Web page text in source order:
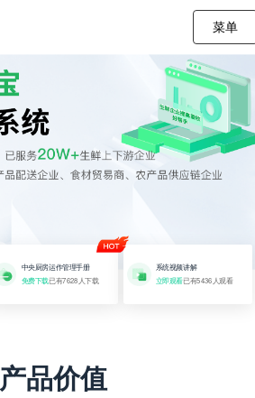
菜单
中央厨房运作管理手册
免费下载已有7628人下载
系统视频讲解
立即观看已有5436人观看
产品价值